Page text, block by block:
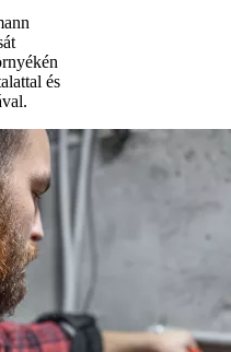
és